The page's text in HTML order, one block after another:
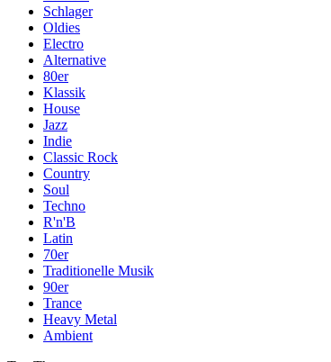
Schlager
Oldies
Electro
Alternative
80er
Klassik
House
Jazz
Indie
Classic Rock
Country
Soul
Techno
R'n'B
Latin
70er
Traditionelle Musik
90er
Trance
Heavy Metal
Ambient